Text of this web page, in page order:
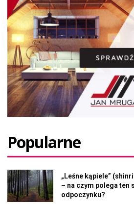
Popularne
„Leśne kąpiele”
– na czym polega ten
odpoczynku?